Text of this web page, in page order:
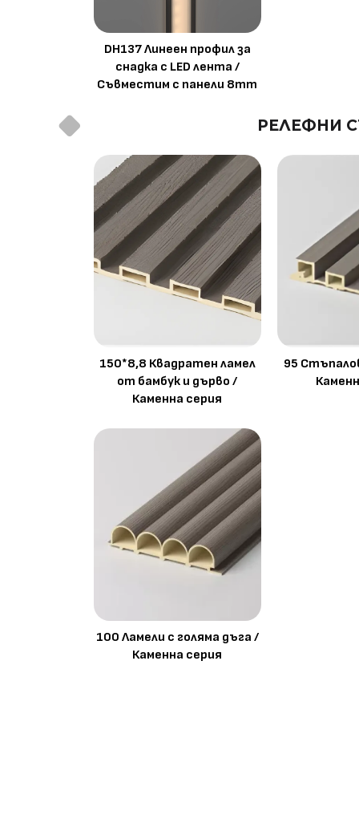
DH137 Линеен профил за
снадка с LED лента /
Съвместим с панели 8mm
РЕЛЕФНИ
150*8,8 Квадратен ламел
от бамбук и дърво /
Каменна серия
95
100 Ламели с голяма дъга /
Каменна серия